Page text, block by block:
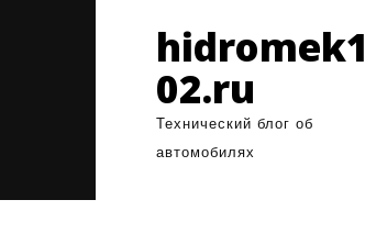
hidromek1
02.ru
Технический блог об
автомобилях